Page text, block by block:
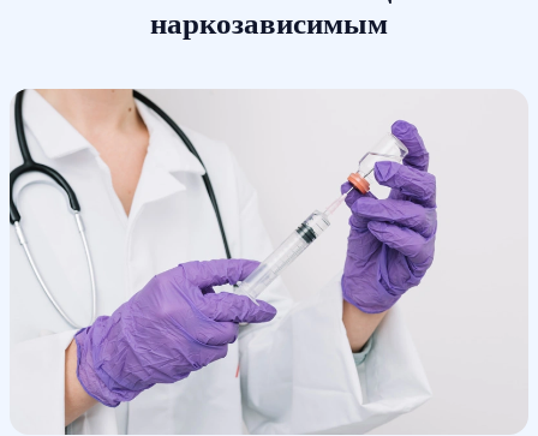
наркозависимым